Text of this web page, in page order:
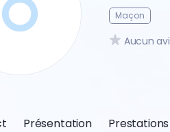
Maçon
Aucun
Présentation Prestations